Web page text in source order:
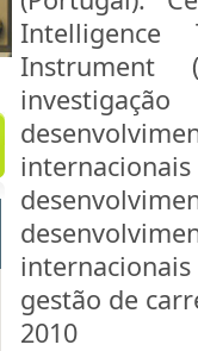
Intelligence
Instrument
gestão de
2010